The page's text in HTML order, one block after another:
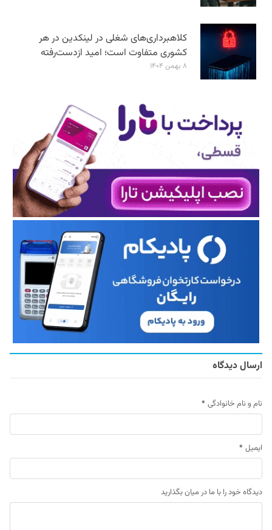
کلاهبرداری‌های شغلی در لینکدین در هر
کشوری متفاوت است؛ امید ازدست‌رفته
۸ بهمن ۱۴۰۴
ارسال دیدگاه
نام و نام خانوادگی *
ایمیل *
دیدگاه خود را با ما در میان بگذارید